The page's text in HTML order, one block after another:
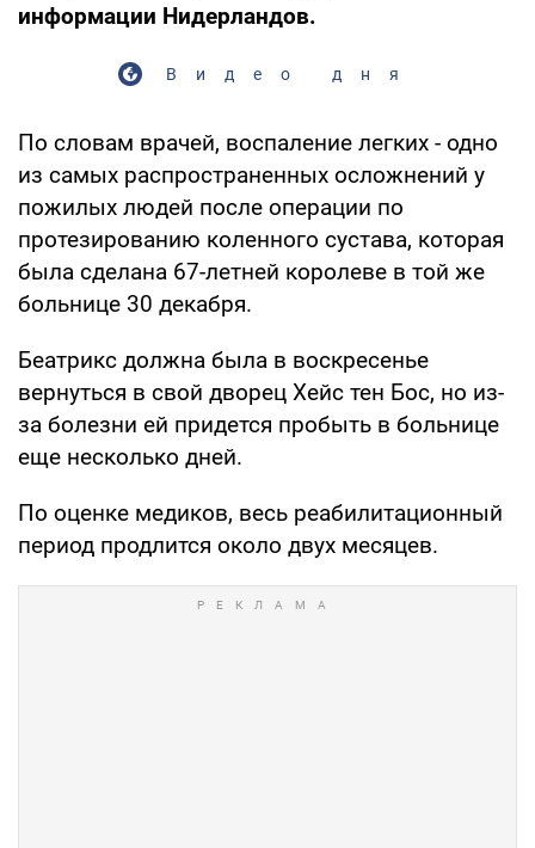
информации Нидерландов.
Видео дня
По словам врачей, воспаление легких - одно
из самых распространенных осложнений у
пожилых людей после операции по
протезированию коленного сустава, которая
была сделана 67-летней королеве в той же
больнице 30 декабря.
Беатрикс должна была в воскресенье
вернуться в свой дворец Хейс тен Бос, но из-
за болезни ей придется пробыть в больнице
еще несколько дней.
По оценке медиков, весь реабилитационный
период продлится около двух месяцев.